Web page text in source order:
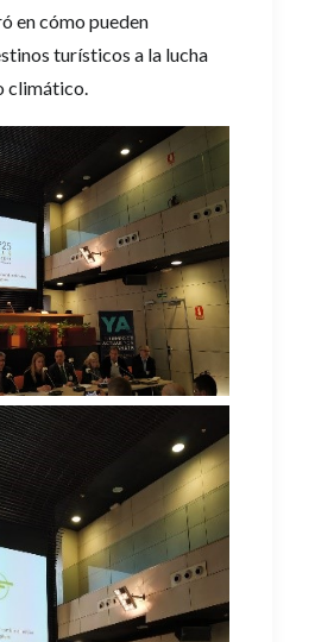
en cómo pueden
turísticos a la lucha
climático.